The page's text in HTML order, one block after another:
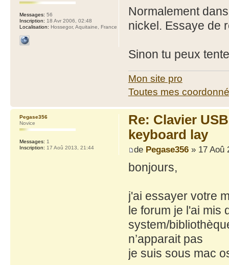
Normalement
nickel. Essaye de
Sinon tu peux
Mon site pro
Toutes mes
Messages: 56
Inscription: 18 Avr 2006, 02:48
Localisation: Hossegor, Aquitaine, France
Re: Clavier
keyboard lay
de Pegase356» 17 Aoû
bonjours,
j'ai essayer votre
le forum je l'ai
system/
n’apparait pas
je suis sous mac
Pegase356
Novice
Messages: 1
Inscription: 17 Aoû 2013, 21:44